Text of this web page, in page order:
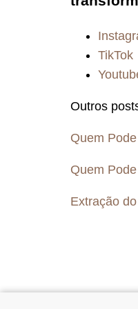
TikTok
Outros
Quem
Quem
Extração